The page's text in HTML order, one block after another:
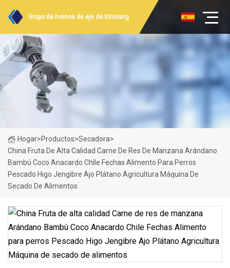
Grupo de hornos de eje de Xinxiang
Hogar>Productos>Secadora>
China Fruta De Alta Calidad Carne De Res De Manzana Arándano
Bambú Coco Anacardo Chile Fechas Alimento Para Perros
Pescado Higo Jengibre Ajo Plátano Agricultura Máquina De
Secado De Alimentos